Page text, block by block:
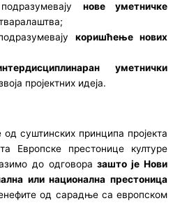
новеуметничке
коришћење нових
уметнички
пројектних идеја.
од суштинских принципа пројекта
Европске престонице културе
до одговоразашто је Нови
или национална престоница
од сарадње са европском